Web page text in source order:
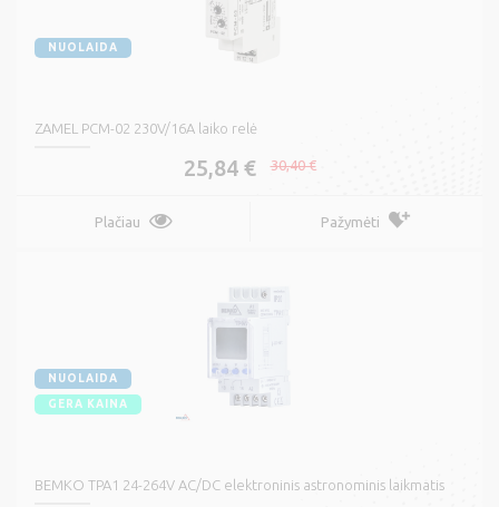
NUOLAIDA
ZAMEL PCM-02 230V/16A laiko relė
25,84 € 30,40 €
Plačiau Pažymėti
NUOLAIDA
GERA KAINA
BEMKO TPA1 24-264V AC/DC elektroninis astronominis laikmatis